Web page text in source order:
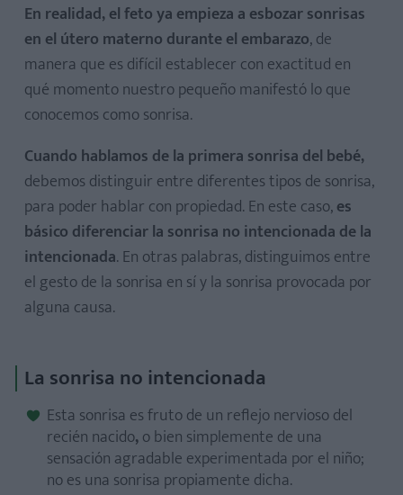
Las últimas fases de la vida del feto
Segunda semana de vida
Quinta o sexta semana de vida
A partir de los tres meses
Alrededor de los cinco meses
A los ocho meses
En realidad, el feto ya empieza a esbozar sonrisas
en el útero materno durante el embarazo, de
manera que es difícil establecer con exactitud en
qué momento nuestro pequeño manifestó lo que
conocemos como sonrisa.
Cuando hablamos de la primera sonrisa del bebé,
debemos distinguir entre diferentes tipos de sonrisa,
para poder hablar con propiedad. En este caso,es
básico diferenciar la sonrisa no intencionada de la
intencionada. En otras palabras, distinguimos entre
el gesto de la sonrisa en sí y la sonrisa provocada por
alguna causa.
La sonrisa no intencionada
Esta sonrisa es fruto de un reflejo nervioso del
recién nacido,o bien simplemente de una
sensación agradable experimentada por el niño;
no es una sonrisa propiamente dicha.